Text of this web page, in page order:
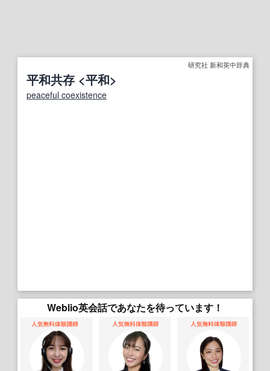
研究社 新和英中辞典
平和共存 <平和>
peaceful coexistence
Weblio英会話であなたを待っています！